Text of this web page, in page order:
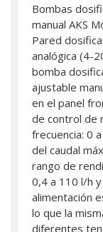
Bombas
manual AKS
Pared
analógica (4-
bomba
ajustable
en el panel
de control de
frecuencia: 0
del caudal
rango de
0,4 a 110 l/h
alimentación
lo que la
diferentes